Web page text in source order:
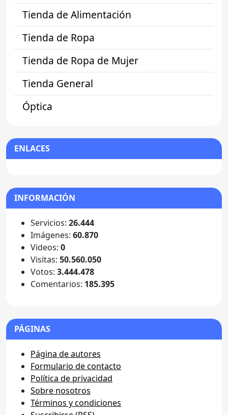
Tienda de Alimentación
Tienda de Ropa
Tienda de Ropa de Mujer
Tienda General
Óptica
ENLACES
INFORMACIÓN
Servicios: 26.444
Imágenes: 60.870
Videos: 0
Visitas: 50.560.050
Votos: 3.444.478
Comentarios: 185.395
PÁGINAS
Página de autores
Formulario de contacto
Política de privacidad
Sobre nosotros
Términos y condiciones